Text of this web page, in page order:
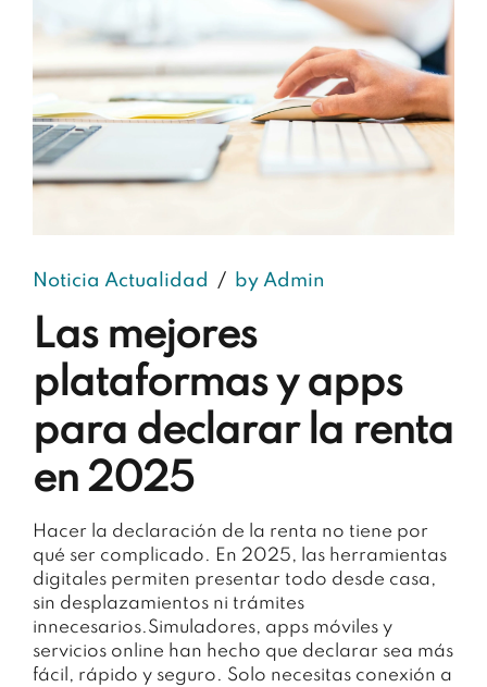
Noticia Actualidad by Admin
Las mejores
plataformas y apps
para declarar la renta
en 2025
Hacer la declaración de la renta no tiene por
qué ser complicado. En 2025, las herramientas
digitales permiten presentar todo desde casa,
sin desplazamientos ni trámites
innecesarios.Simuladores, apps móviles y
servicios online han hecho que declarar sea más
fácil, rápido y seguro. Solo necesitas conexión a